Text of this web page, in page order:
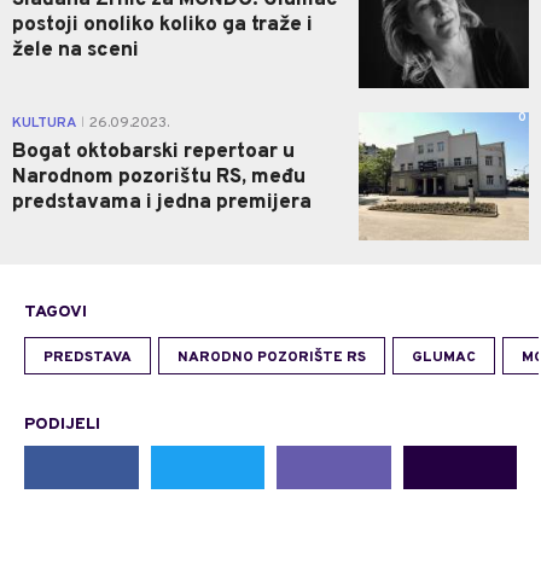
postoji onoliko koliko ga traže i
žele na sceni
KULTURA 26.09.2023.
Bogat oktobarski repertoar u
Narodnom pozorištu RS, među
predstavama i jedna premijera
0
TAGOVI
PREDSTAVA NARODNO POZORIŠTE RS GLUMAC
PODIJELI